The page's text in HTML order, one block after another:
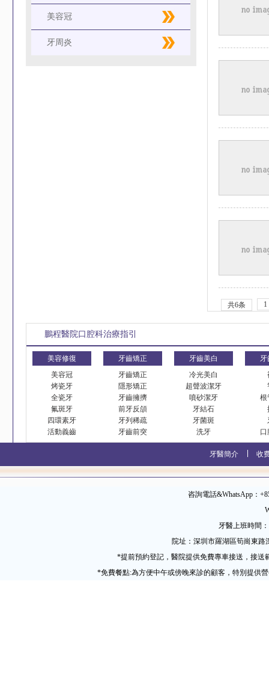
美容冠
牙周炎
共6条 1
鵬程醫院口腔科治療指引
美容修復
美容冠
烤瓷牙
全瓷牙
氟斑牙
四環素牙
活動義齒
牙齒矯正
牙齒矯正
隱形矯正
牙齒擁擠
前牙反頜
牙列稀疏
牙齒前突
牙齒美白
冷光美白
超聲波潔牙
噴砂潔牙
牙結石
牙菌斑
洗牙
牙
根
口
牙醫簡介 收
咨詢電話&WhatsApp：
牙醫上班時間
院址：深圳市羅湖區筍崗東
*提前預約登記，醫院提供免費專車接送，接
*免費餐點:為方便中午或傍晚來診的顧客，特別提供